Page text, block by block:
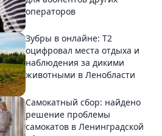
операторов
Зубры в онлайне: Т2
оцифровал места отдыха и
наблюдения за дикими
животными в Ленобласти
Самокатный сбор: найдено
решение проблемы
самокатов в Ленинградской